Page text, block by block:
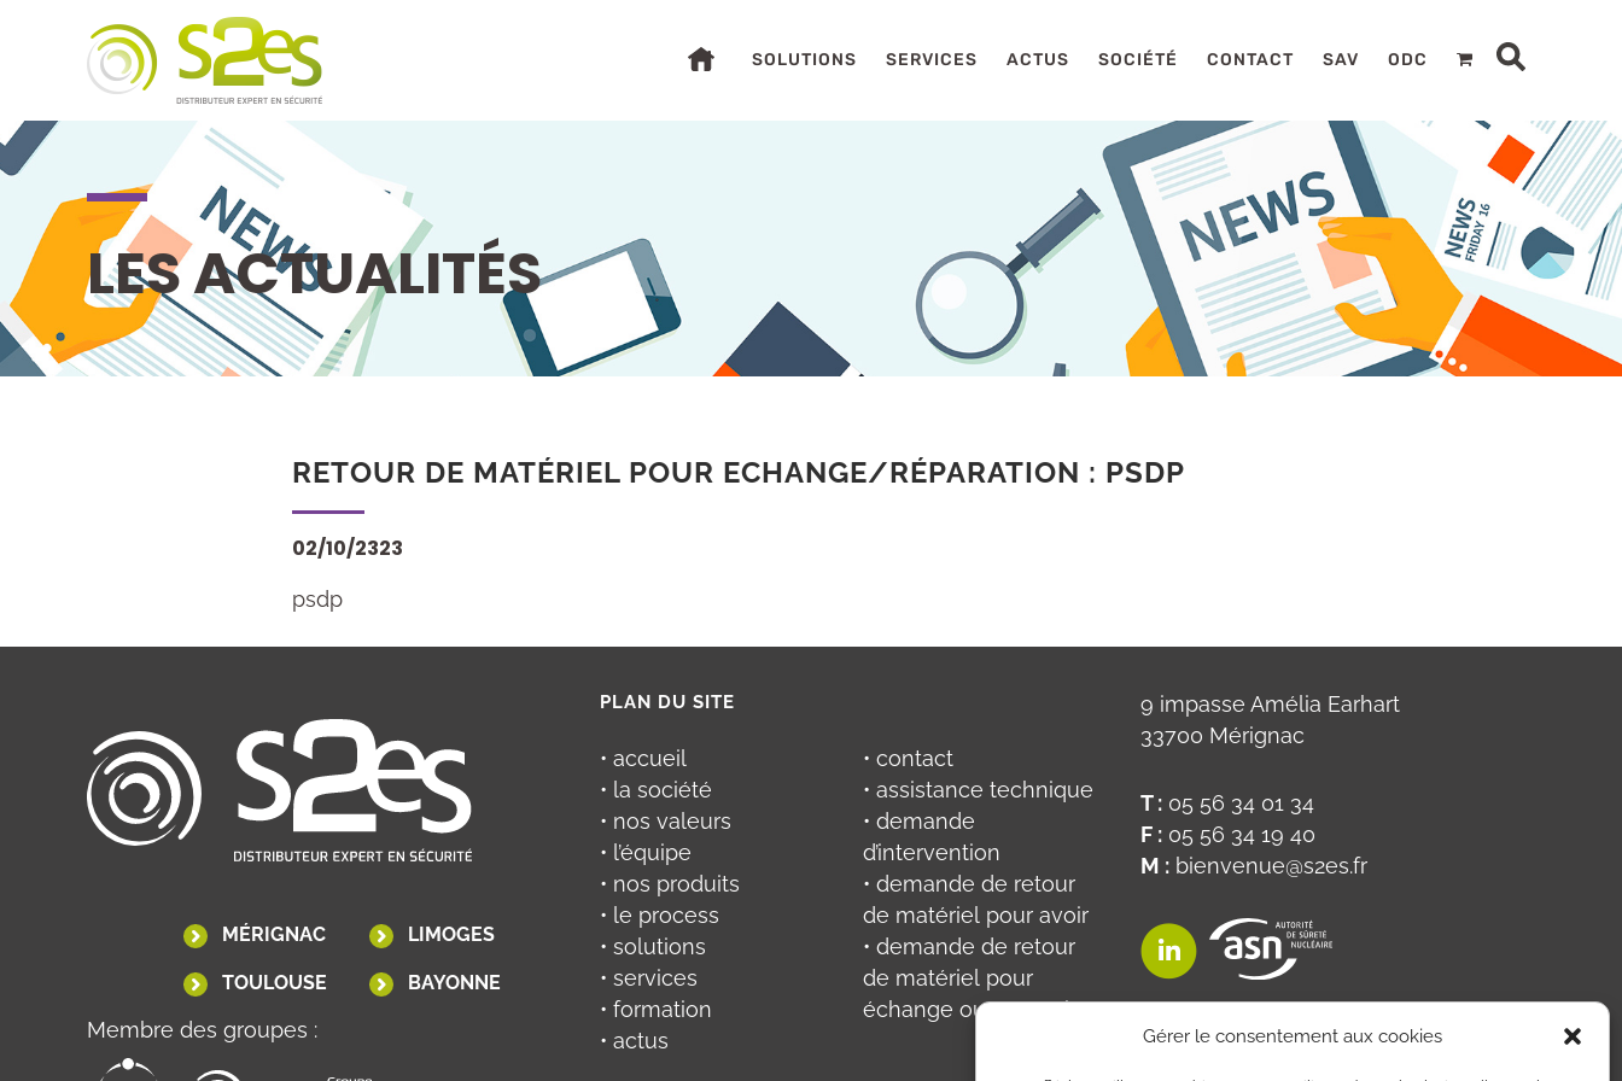
Gérer le consentement aux cookies
SOLUTIONS SERVICES ACTUS SOCIÉTÉ CONTACT SAV ODC
LES ACTUALITÉS
RETOUR DE MATÉRIEL POUR ECHANGE/RÉPARATION : PSDP
02/10/2323
psdp
MÉRIGNAC LIMOGES
TOULOUSE BAYONNE
Membre des groupes :
PLAN DU SITE
• accueil
• la société
• nos valeurs
• l’équipe
• nos produits
• le process
• solutions
• services
• formation
• actus
• contact
• assistance technique
• demande
d’intervention
• demande de retour
de matériel pour avoir
• demande de retour
de matériel pour
échange ou réparation
9 impasse Amélia Earhart
33700 Mérignac
T : 05 56 34 01 34
F : 05 56 34 19 40
M :bienvenue@s2es.fr